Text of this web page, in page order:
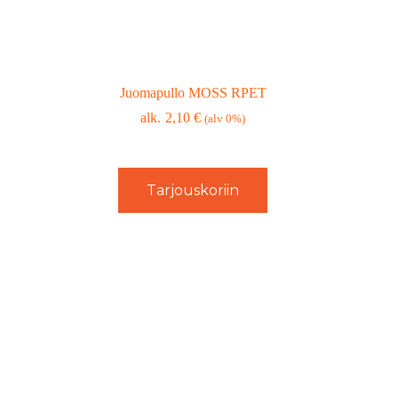
Juomapullo MOSS RPET
2,10€ (alv 0%)
Tarjouskoriin